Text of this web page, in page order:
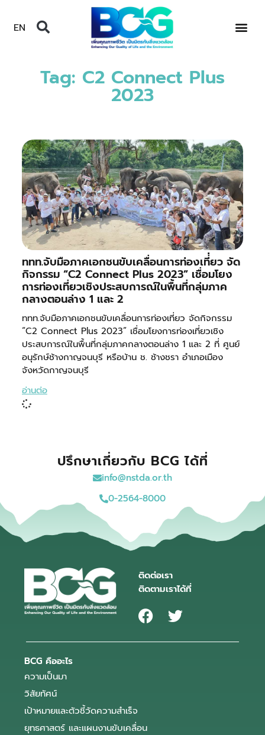
EN
Tag: C2 Connect Plus
2023
ททท.จับมือภาคเอกชนขับเคลื่อนการท่องเที่่ยว จัด
กิจกรรม “C2 Connect Plus 2023” เชื่อมโยง
การท่องเที่ยวเชิงประสบการณ์ในพื้นที่กลุ่มภาค
กลางตอนล่าง 1 และ 2
ททท.จับมือภาคเอกชนขับเคลื่อนการท่องเที่ยว จัดกิจกรรม
“C2 Connect Plus 2023” เชื่อมโยงการท่องเที่ยวเชิง
ประสบการณ์ในพื้นที่กลุ่มภาคกลางตอนล่าง 1 และ 2 ที่ ศูนย์
อนุรักษ์ช้างกาญจนบุรี หรือบ้าน ช. ช้างชรา อำเภอเมือง
จังหวัดกาญจนบุรี
อ่านต่อ
ปรึกษาเกี่ยวกับ BCG ได้ที่
info@nstda.or.th
0-2564-8000
ติดต่อเรา
ติดตามเราได้ที่
BCG คืออะไร
ความเป็นมา
วิสัยทัศน์
เป้าหมายและตัวชี้วัดความสำเร็จ
ยุทธศาสตร์ และแผนงานขับเคลื่อน